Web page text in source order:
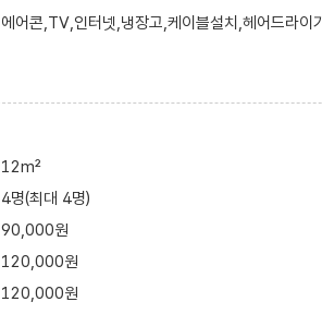
에어콘,TV,인터넷,냉장고,케이블설치,헤어드라이기
12m²
4명(최대 4명)
90,000원
120,000원
120,000원